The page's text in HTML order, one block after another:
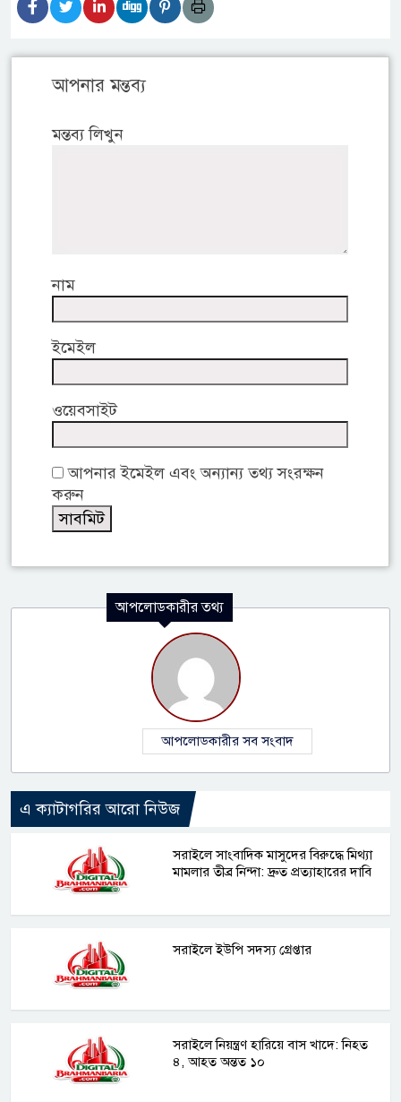
আপনার মন্তব্য
মন্তব্য লিখুন
নাম
ইমেইল
ওয়েবসাইট
আপনার ইমেইল এবং অন্যান্য তথ্য সংরক্ষন
করুন
আপলোডকারীর তথ্য
আপলোডকারীর সব সংবাদ
এ ক্যাটাগরির আরো নিউজ
সরাইলে সাংবাদিক মাসুদের বিরুদ্ধে মিথ্যা
মামলার তীব্র নিন্দা: দ্রুত প্রত্যাহারের দাবি
সরাইলে ইউপি সদস্য গ্রেপ্তার
সরাইলে নিয়ন্ত্রণ হারিয়ে বাস খাদে: নিহত
৪, আহত অন্তত ১০